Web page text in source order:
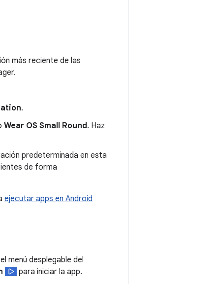
más reciente de las
.
Wear OS Small Round. Haz
predeterminada en esta
de forma
ejecutar apps en Android
menú desplegable del
para iniciar la app.